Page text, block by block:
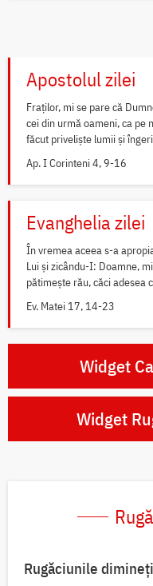
Apostolul zilei
Fraților, mi se pare că
cei din urmă oameni, ca pe
făcut priveliște lumii și
Ap. I Corinteni 4, 9-16
Evanghelia zilei
În vremea aceea s-a
Lui și zicându-I: Doamne,
pătimește rău, căci adesea
Ev. Matei 17, 14-23
Widget
Widget
Rugăciunile